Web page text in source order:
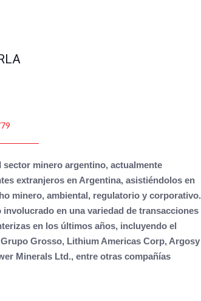
sector minero argentino, actualmente
extranjeros en Argentina, asistiéndolos en
minero, ambiental, regulatorio y corporativo.
involucrado en una variedad de transacciones
en los últimos años, incluyendo el
Grosso, Lithium Americas Corp, Argosy
Minerals Ltd., entre otras compañías